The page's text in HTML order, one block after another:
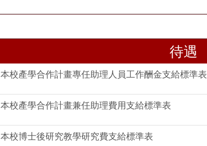
待遇
本校產學合作計畫專任助理人員工作酬金支給標準表
本校產學合作計畫兼任助理費用支給標準表
本校博士後研究教學研究費支給標準表